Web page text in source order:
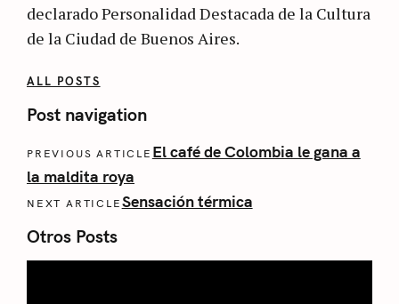
declarado Personalidad Destacada de la Cultura
de la Ciudad de Buenos Aires.
ALL POSTS
Post navigation
PREVIOUS ARTICLE El café de Colombia le gana a
la maldita roya
NEXT ARTICLE Sensación térmica
Otros Posts